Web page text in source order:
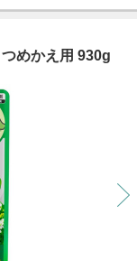
つめかえ用 930g